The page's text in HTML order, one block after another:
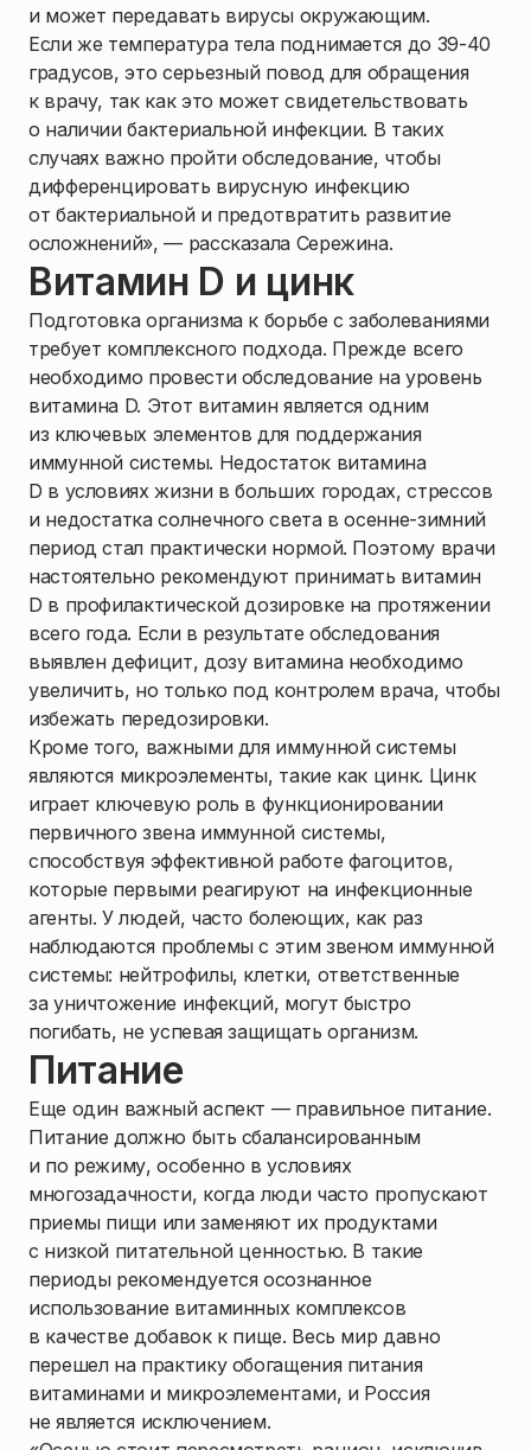
и может передавать вирусы окружающим.
Если же температура тела поднимается до 39-40
градусов, это серьезный повод для обращения
к врачу, так как это может свидетельствовать
о наличии бактериальной инфекции. В таких
случаях важно пройти обследование, чтобы
дифференцировать вирусную инфекцию
от бактериальной и предотвратить развитие
осложнений», — рассказала Сережина.
Витамин D и цинк
Подготовка организма к борьбе с заболеваниями
требует комплексного подхода. Прежде всего
необходимо провести обследование на уровень
витамина D. Этот витамин является одним
из ключевых элементов для поддержания
иммунной системы. Недостаток витамина
D в условиях жизни в больших городах, стрессов
и недостатка солнечного света в осенне-зимний
период стал практически нормой. Поэтому врачи
настоятельно рекомендуют принимать витамин
D в профилактической дозировке на протяжении
всего года. Если в результате обследования
выявлен дефицит, дозу витамина необходимо
увеличить, но только под контролем врача, чтобы
избежать передозировки.
Кроме того, важными для иммунной системы
являются микроэлементы, такие как цинк. Цинк
играет ключевую роль в функционировании
первичного звена иммунной системы,
способствуя эффективной работе фагоцитов,
которые первыми реагируют на инфекционные
агенты. У людей, часто болеющих, как раз
наблюдаются проблемы с этим звеном иммунной
системы: нейтрофилы, клетки, ответственные
за уничтожение инфекций, могут быстро
погибать, не успевая защищать организм.
Питание
Еще один важный аспект — правильное питание.
Питание должно быть сбалансированным
и по режиму, особенно в условиях
многозадачности, когда люди часто пропускают
приемы пищи или заменяют их продуктами
с низкой питательной ценностью. В такие
периоды рекомендуется осознанное
использование витаминных комплексов
в качестве добавок к пище. Весь мир давно
перешел на практику обогащения питания
витаминами и микроэлементами, и Россия
не является исключением.